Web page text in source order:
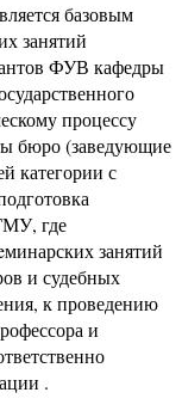
базовым
занятий
ФУВ кафедры
процессу
бюро (заведующие
категории с
где
занятий
и судебных
к проведению
и
.